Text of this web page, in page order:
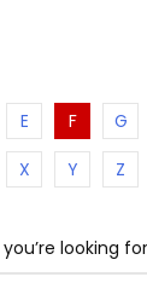
E F G
X Y Z
looking